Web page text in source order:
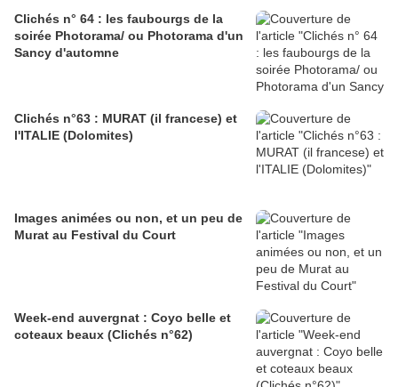
Clichés n° 64 : les faubourgs de la
soirée Photorama/ ou Photorama d'un
Sancy d'automne
Clichés n°63 : MURAT (il francese) et
l'ITALIE (Dolomites)
Images animées ou non, et un peu de
Murat au Festival du Court
Week-end auvergnat : Coyo belle et
coteaux beaux (Clichés n°62)